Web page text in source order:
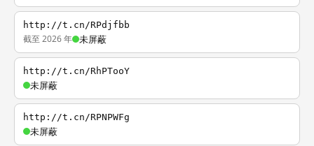
http://t.cn/RPdjfbb
截至 2026 年 未屏蔽
http://t.cn/RhPTooY
未屏蔽
http://t.cn/RPNPWFg
未屏蔽